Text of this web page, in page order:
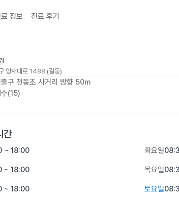
정보 진료 후기
양재대로 1488 (길동)
구 천동초 사거리 방향 50m
(15)
간
~ 18:00 화요일
~ 18:00 목요일
~ 18:00 토요일